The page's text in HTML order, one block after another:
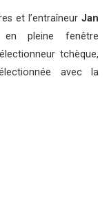
et l’entraîneur Jan
pleine fenêtre
tchèque,
avec la